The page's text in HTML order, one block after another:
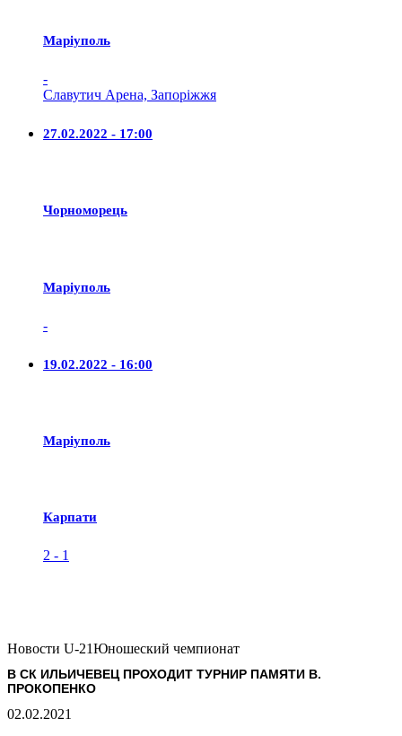
Маріуполь
-
Славутич Арена, Запоріжжя
27.02.2022 - 17:00
Чорноморець
Маріуполь
-
19.02.2022 - 16:00
Маріуполь
Карпати
2 - 1
Новости U-21Юношеский чемпионат
В СК ИЛЬИЧЕВЕЦ ПРОХОДИТ ТУРНИР ПАМЯТИ В.
ПРОКОПЕНКО
02.02.2021